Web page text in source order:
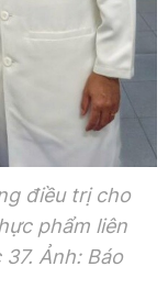
điều trị cho
phẩm liên
Ảnh: Báo